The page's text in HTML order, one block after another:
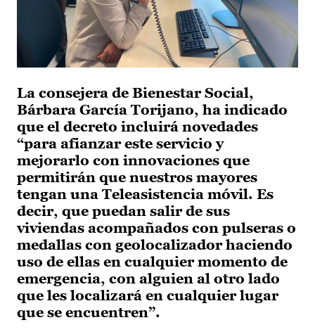
La consejera de Bienestar Social,
Bárbara García Torijano, ha indicado
que el decreto incluirá novedades
“para afianzar este servicio y
mejorarlo con innovaciones que
permitirán que nuestros mayores
tengan una Teleasistencia móvil. Es
decir, que puedan salir de sus
viviendas acompañados con pulseras o
medallas con geolocalizador haciendo
uso de ellas en cualquier momento de
emergencia, con alguien al otro lado
que les localizará en cualquier lugar
que se encuentren”.